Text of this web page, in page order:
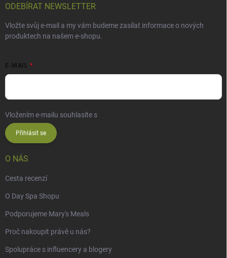
ODEBÍRAT NEWSLETTER
Vložte svůj e-mail a my vám budeme zasílat informace o nových
produktech na našem e-shopu.
E-MAIL
Vložením e-mailu souhlasíte s
Přihlásit se
O NÁS
Cesta recenzí
O Day Spa Shopu
Podporujeme Mary's Meals
Proč nakoupit právě u nás?
Spolupráce s influencery a blogery